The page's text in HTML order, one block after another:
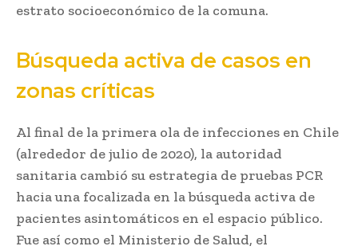
estrato socioeconómico de la comuna.
Búsqueda activa de casos en
zonas críticas
Al final de la primera ola de infecciones en Chile
(alrededor de julio de 2020), la autoridad
sanitaria cambió su estrategia de pruebas PCR
hacia una focalizada en la búsqueda activa de
pacientes asintomáticos en el espacio público.
Fue así como el Ministerio de Salud, el